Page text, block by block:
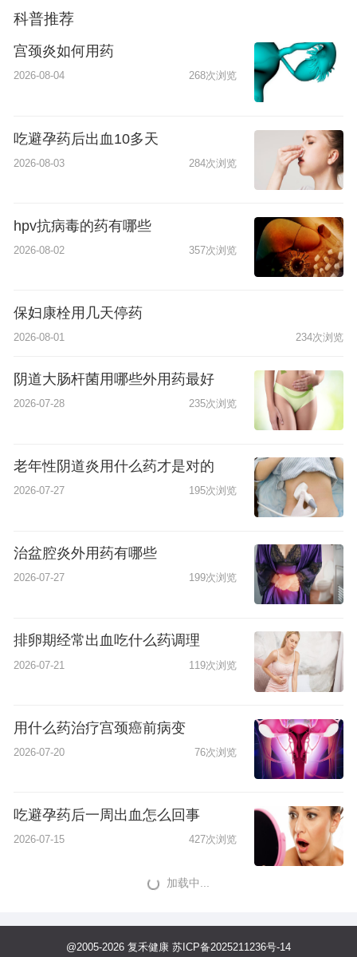
科普推荐
宫颈炎如何用药
2026-08-04 268次浏览
吃避孕药后出血10多天
2026-08-03 284次浏览
hpv抗病毒的药有哪些
2026-08-02 357次浏览
保妇康栓用几天停药
2026-08-01 234次浏览
阴道大肠杆菌用哪些外用药最好
2026-07-28 235次浏览
老年性阴道炎用什么药才是对的
2026-07-27 195次浏览
治盆腔炎外用药有哪些
2026-07-27 199次浏览
排卵期经常出血吃什么药调理
2026-07-21 119次浏览
用什么药治疗宫颈癌前病变
2026-07-20 76次浏览
吃避孕药后一周出血怎么回事
2026-07-15 427次浏览
加载中...
@2005-2026 复禾健康 苏ICP备2025211236号-14